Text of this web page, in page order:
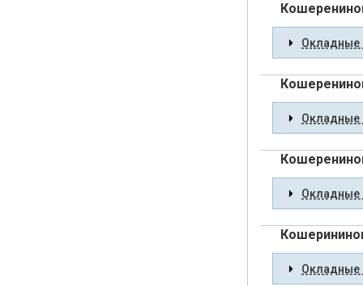
Окладные
Окладные
Окладные
Окладные